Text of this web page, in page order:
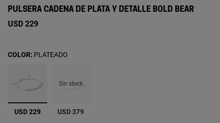
PULSERA CADENA DE PLATA Y DETALLE BOLD BEAR
USD 229
seleccionado
USD 229
Sin stock
USD 379
COLOR: PLATEADO